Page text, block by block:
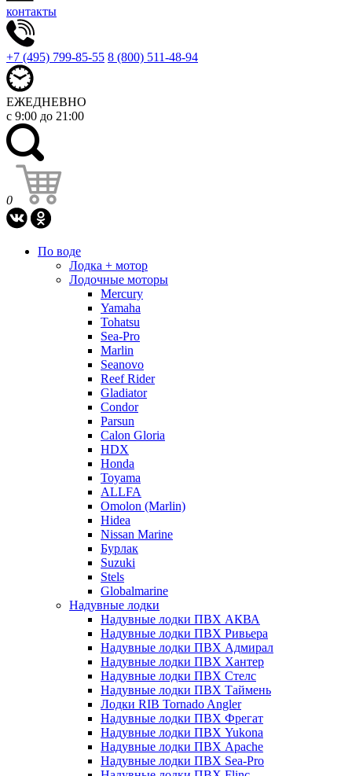
контакты
+7 (495) 799-85-55 8 (800) 511-48-94
ЕЖЕДНЕВНО
с 9:00 до 21:00
0
По воде
Лодка + мотор
Лодочные моторы
Mercury
Yamaha
Tohatsu
Sea-Pro
Marlin
Seanovo
Reef Rider
Gladiator
Condor
Parsun
Calon Gloria
HDX
Honda
Toyama
ALLFA
Omolon (Marlin)
Hidea
Nissan Marine
Бурлак
Suzuki
Stels
Globalmarine
Надувные лодки
Надувные лодки ПВХ АКВА
Надувные лодки ПВХ Ривьера
Надувные лодки ПВХ Адмирал
Надувные лодки ПВХ Хантер
Надувные лодки ПВХ Стелс
Надувные лодки ПВХ Таймень
Лодки RIB Tornado Angler
Надувные лодки ПВХ Фрегат
Надувные лодки ПВХ Yukona
Надувные лодки ПВХ Apache
Надувные лодки ПВХ Sea-Pro